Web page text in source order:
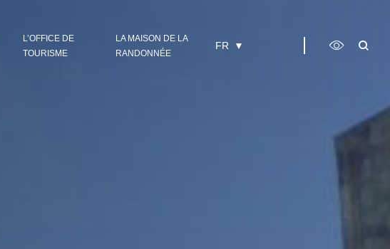
L’OFFICE DE
TOURISME
LA MAISON DE LA
RANDONNÉE
FR